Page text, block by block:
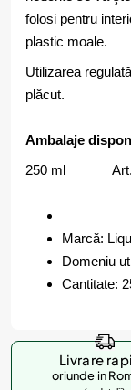
folosi pentru
plastic moale.
Utilizarea
plăcut.
Ambalaje
250 ml Art.
Marcă:
Domeniu
Cantitate:
Livrare
oriunde in